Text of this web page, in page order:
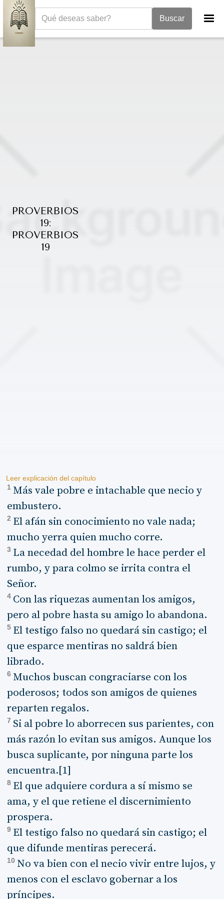
PROVERBIOS
19:
PROVERBIOS
19
La Biblia
Leer explicación del capítulo
1 Más vale pobre e intachable que necio y
embustero.
2 El afán sin conocimiento no vale nada;
mucho yerra quien mucho corre.
3 La necedad del hombre le hace perder el
rumbo, y para colmo se irrita contra el
Señor.
4 Con las riquezas aumentan los amigos,
pero al pobre hasta su amigo lo abandona.
5 El testigo falso no quedará sin castigo; el
que esparce mentiras no saldrá bien
librado.
6 Muchos buscan congraciarse con los
poderosos; todos son amigos de quienes
reparten regalos.
7 Si al pobre lo aborrecen sus parientes, con
más razón lo evitan sus amigos. Aunque los
busca suplicante, por ninguna parte los
encuentra.[1]
8 El que adquiere cordura a sí mismo se
ama, y el que retiene el discernimiento
prospera.
9 El testigo falso no quedará sin castigo; el
que difunde mentiras perecerá.
10 No va bien con el necio vivir entre lujos, y
menos con el esclavo gobernar a los
príncipes.